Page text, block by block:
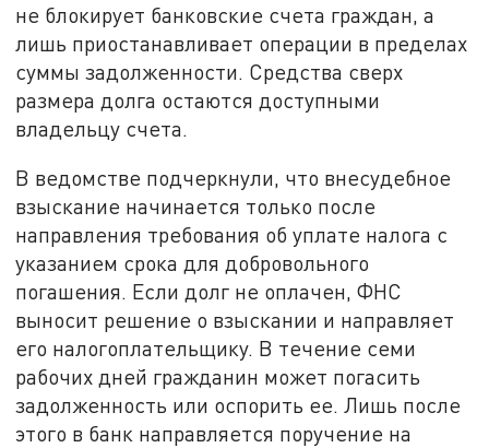
не блокирует банковские счета граждан, а
лишь приостанавливает операции в пределах
суммы задолженности. Средства сверх
размера долга остаются доступными
владельцу счета.
В ведомстве подчеркнули, что внесудебное
взыскание начинается только после
направления требования об уплате налога с
указанием срока для добровольного
погашения. Если долг не оплачен, ФНС
выносит решение о взыскании и направляет
его налогоплательщику. В течение семи
рабочих дней гражданин может погасить
задолженность или оспорить ее. Лишь после
этого в банк направляется поручение на